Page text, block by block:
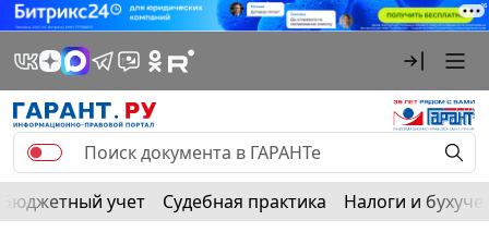
Бюджетный учет Судебная практика Налоги и